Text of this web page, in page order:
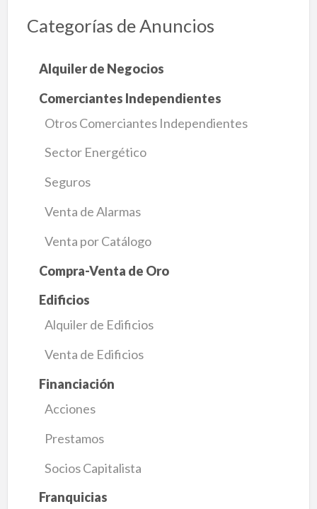
Categorías de Anuncios
Alquiler de Negocios
Comerciantes Independientes
Otros Comerciantes Independientes
Sector Energético
Seguros
Venta de Alarmas
Venta por Catálogo
Compra-Venta de Oro
Edificios
Alquiler de Edificios
Venta de Edificios
Financiación
Acciones
Prestamos
Socios Capitalista
Franquicias